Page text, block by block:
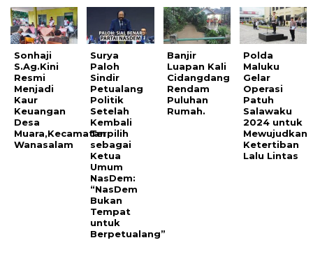
Sonhaji
S.Ag.Kini
Resmi
Menjadi
Kaur
Keuangan
Desa
Muara,Kecamatan
Wanasalam
Surya
Paloh
Sindir
Petualang
Politik
Setelah
Kembali
Terpilih
sebagai
Ketua
Umum
NasDem:
“NasDem
Bukan
Tempat
untuk
Berpetualang”
Banjir
Luapan Kali
Cidangdang
Rendam
Puluhan
Rumah.
Polda
Maluku
Gelar
Operasi
Patuh
Salawaku
2024 untuk
Mewujudkan
Ketertiban
Lalu Lintas